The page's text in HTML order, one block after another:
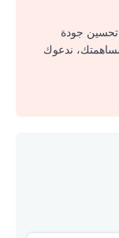
تحسين جودة
مساهمتك، ندعوك